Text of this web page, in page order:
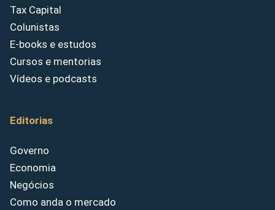
Tax Capital
Colunistas
E-books e estudos
Cursos e mentorias
Vídeos e podcasts
Editorias
Governo
Economia
Negócios
Como anda o mercado